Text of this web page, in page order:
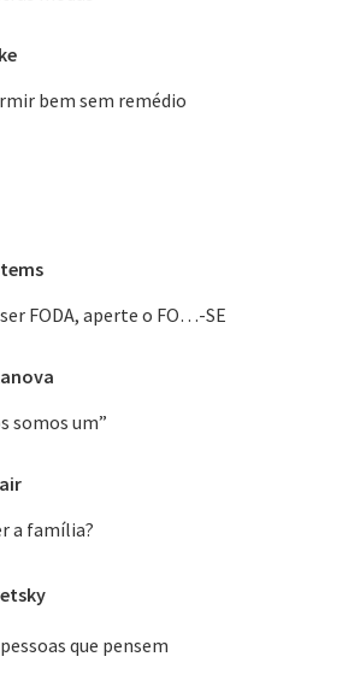
bem sem remédio
FODA, aperte o FO…-SE
somos um”
a família?
que pensem